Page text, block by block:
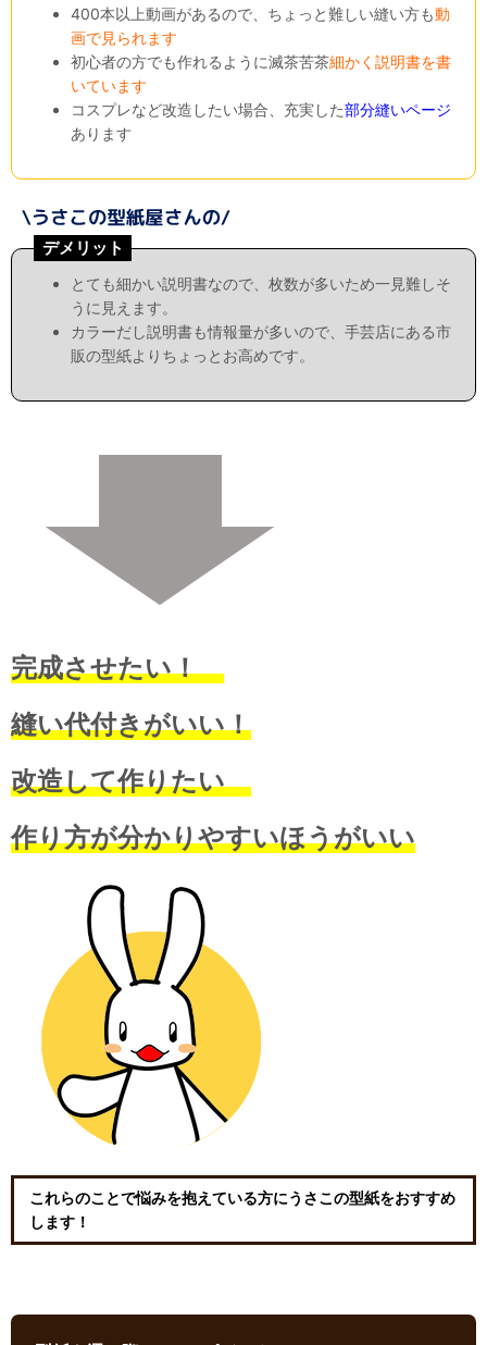
400本以上動画があるので、ちょっと難しい縫い方も動
画で見られます
初心者の方でも作れるように滅茶苦茶細かく説明書を書
いています
コスプレなど改造したい場合、充実した部分縫いページ
あります
デメリット
とても細かい説明書なので、枚数が多いため一見難しそ
うに見えます。
カラーだし説明書も情報量が多いので、手芸店にある市
販の型紙よりちょっとお高めです。
完成させたい！
縫い代付きがいい！
改造して作りたい
作り方が分かりやすいほうがいい
これらのことで悩みを抱えている方にうさこの型紙をおすすめ
します！